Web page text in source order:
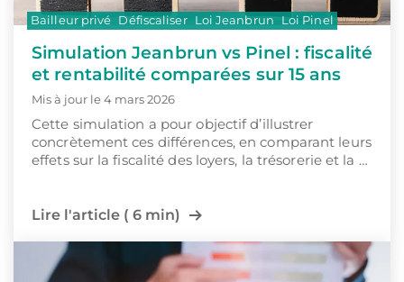
Simulation Jeanbrun vs Pinel : fiscalité
et rentabilité comparées sur 15 ans
Mis à jour le 4 mars 2026
Cette simulation a pour objectif d’illustrer
concrètement ces différences, en comparant leurs
effets sur la fiscalité des loyers, la trésorerie et la …
Lire l'article ( 6 min)
Bailleur privé Défiscaliser Loi Jeanbrun Loi Pinel